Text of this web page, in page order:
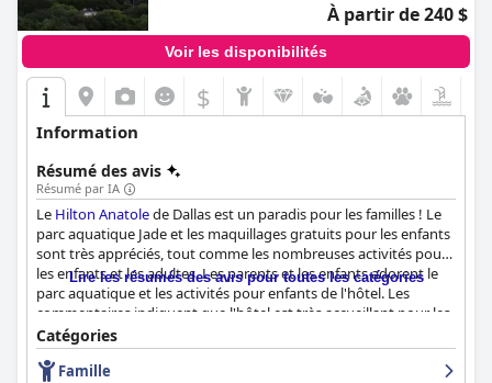
À partir de 240 $
Voir les disponibilités
$
Information
Résumé des avis
Résumé par IA
Le Hilton Anatolede Dallas est un paradis pour les familles ! Le
parc aquatique Jade et les maquillages gratuits pour les enfants
sont très appréciés, tout comme les nombreuses activités pour
les enfants et les adultes. Les parents et les enfants adorent le
parc aquatique et les activités pour enfants de l'hôtel. Les
commentaires indiquent que l'hôtel est très accueillant pour les
enfants et qu'il est abordable, les enfants mangeant
gratuitement. Bien que certains clients mentionnent que les
options de restauration sont limitées et que les extras peuvent
Lire les résumés des avis pour toutes les catégories
Catégories
Famille